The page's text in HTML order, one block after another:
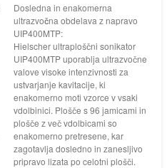
Dosledna in enakomerna
ultrazvočna obdelava z napravo
UIP400MTP:
Hielscher ultraploščni sonikator
UIP400MTP uporablja ultrazvočne
valove visoke intenzivnosti za
ustvarjanje kavitacije, ki
enakomerno moti vzorce v vsaki
vdolbinici. Plošče s 96 jamicami in
plošče z več vdolbicami so
enakomerno pretresene, kar
zagotavlja dosledno in zanesljivo
pripravo lizata po celotni plošči.